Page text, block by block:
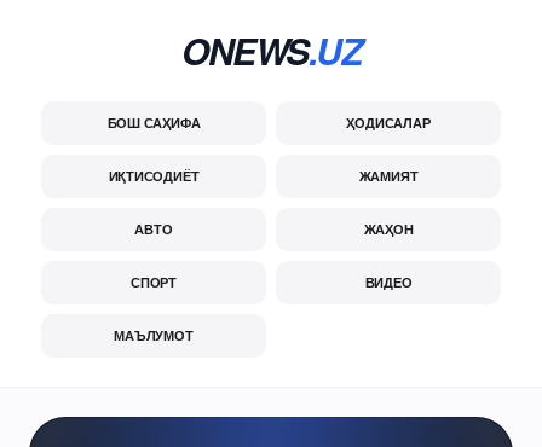
ONEWS.UZ
БОШ САҲИФА ҲОДИСАЛАР
ИҚТИСОДИЁТ ЖАМИЯТ
АВТО ЖАҲОН
СПОРТ ВИДЕО
МАЪЛУМОТ